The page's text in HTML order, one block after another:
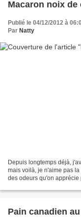
Macaron noix de
Publié le 04/12/2012 à
Par Natty
Depuis longtemps déjà,
mais voilà, je n'aime pas
des odeurs qu'on apprécie
Pain canadien